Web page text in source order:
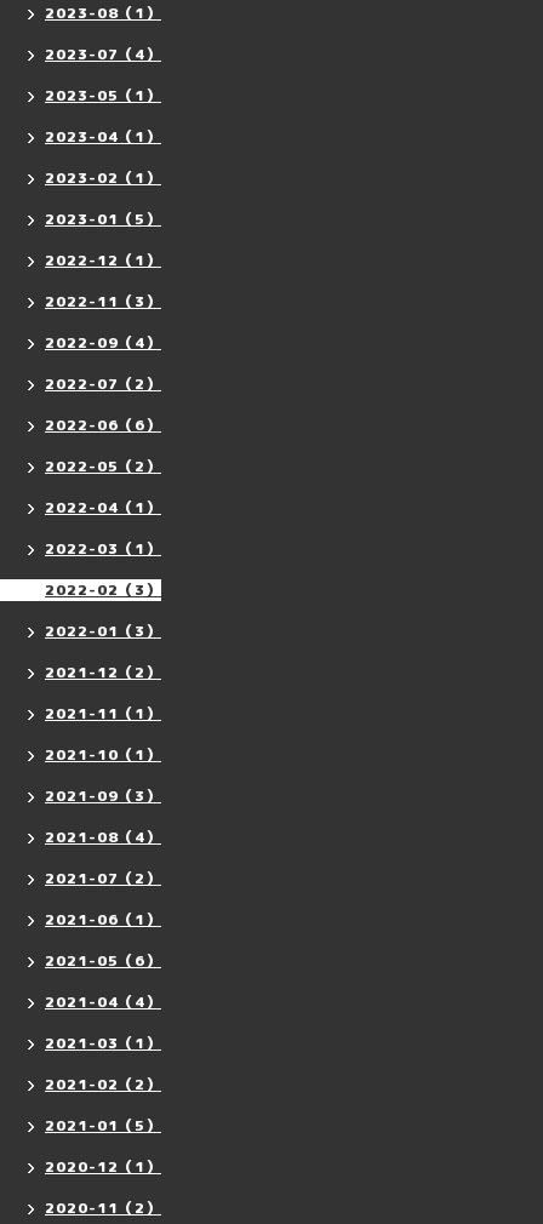
2023-08（1）
2023-07（4）
2023-05（1）
2023-04（1）
2023-02（1）
2023-01（5）
2022-12（1）
2022-11（3）
2022-09（4）
2022-07（2）
2022-06（6）
2022-05（2）
2022-04（1）
2022-03（1）
2022-02（3）
2022-01（3）
2021-12（2）
2021-11（1）
2021-10（1）
2021-09（3）
2021-08（4）
2021-07（2）
2021-06（1）
2021-05（6）
2021-04（4）
2021-03（1）
2021-02（2）
2021-01（5）
2020-12（1）
2020-11（2）